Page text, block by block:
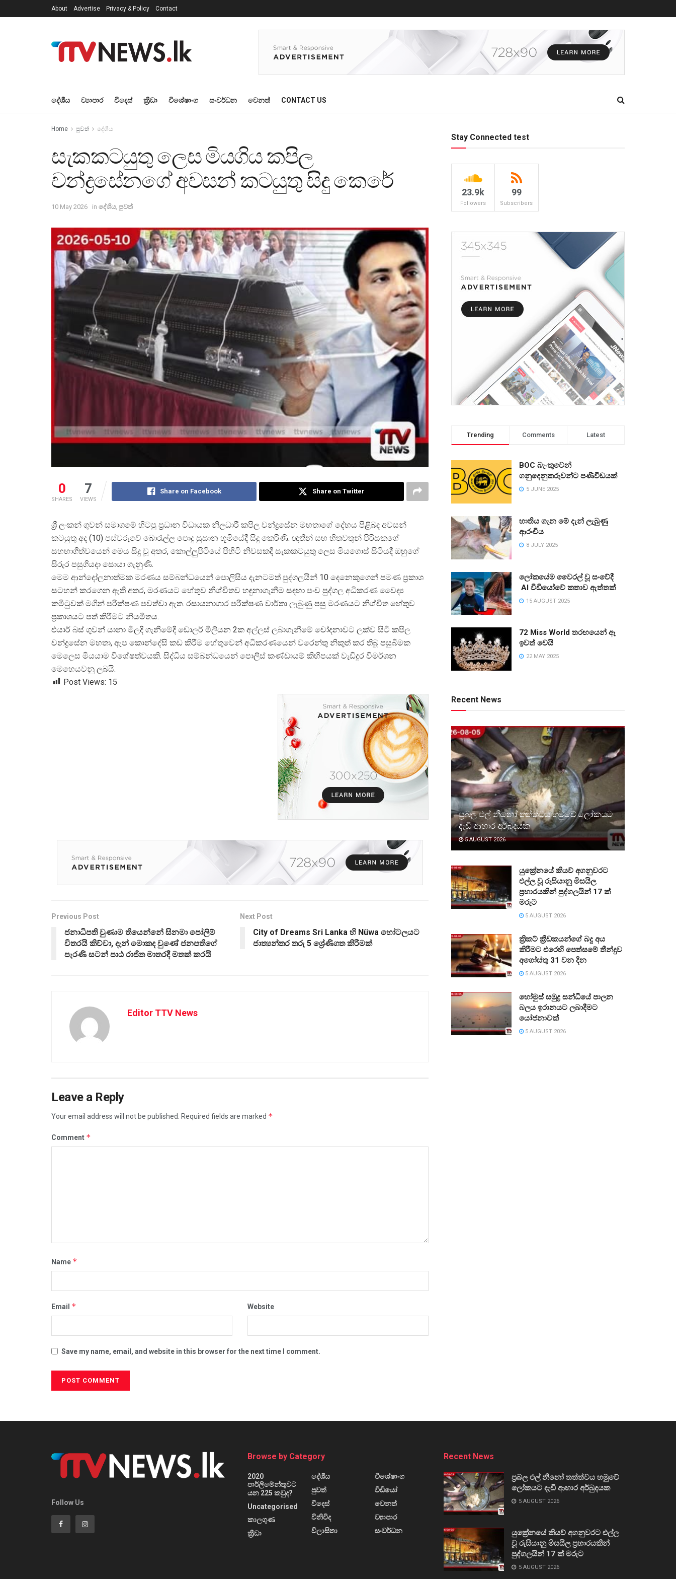
About Advertise Privacy & Policy Contact
දේශීය ව්‍යාපාර විදෙස් ක්‍රීඩා විශේෂාංග සංවර්ධන වෙනත් CONTACT US
Home පුවත් දේශීය
සැකකටයුතු ලෙස මියගිය කපිල
චන්ද්‍රසේනගේ අවසන් කටයුතු සිදු කෙරේ
10 May 2026 in දේශීය, පුවත්
0
SHARES
7
VIEWS
Share on Facebook Share on Twitter
ශ් රී ලංකන් ගුවන් සමාගමේ හිටපු ප්රධාන විධායක නිලධාරී කපිල චන්ද්රසේන මහතාගේ දේහය පිළිබඳ අවසන්
කටයුතු අද (10) පස්වරුවේ බොරැල්ල පොදු සුසාන භූමියේදී සිදු කෙරිණි. ඥාතීන් සහ හිතවතුන් පිරිසකගේ
සහභාගීත්වයෙන් මෙය සිදු වූ අතර, කොල්ලුපිටියේ පිහිටි නිවසකදී සැකකටයුතු ලෙස මියගොස් සිටියදී ඔහුගේ
සිරුර පසුගියදා සොයා ගැනුණි.
මෙම ආන්දෝලනාත්මක මරණය සම්බන්ධයෙන් පොලිසිය දැනටමත් පුද්ගලයින් 10 දෙනෙකුගෙන් පමණ ප්රකාශ
සටහන් කරගෙන ඇති අතර, මරණයට හේතුව නිශ්චිතව හඳුනාගැනීම සඳහා පංච පුද්ගල අධිකරණ වෛද්
කමිටුවක් මගින් පරීක්ෂණ පවත්වා ඇත. රසායනාගාර පරීක්ෂණ වාර්තා ලැබුණු පසු මරණයට නිශ්චිත හේතුව
ප්රකාශයට පත් කිරීමට නියමිතය.
එයාර් බස් ගුවන් යානා මිලදී ගැනීමේදී ඩොලර් මිලියන 2ක අල්ලස් ලබාගැනීමේ චෝදනාවට ලක්ව සිටි කපිල
චන්ද්රසේන මහතා, ඇප කොන්දේසි කඩ කිරීම හේතුවෙන් අධිකරණයෙන් වරෙන්තු නිකුත් කර තිබූ පසුබිමක
මෙලෙස මියයාම විශේෂත්වයකි. සිද්ධිය සම්බන්ධයෙන් පොලිස් කණ්ඩායම් කිහිපයක් වැඩිදුර විමර්ශන
මෙහෙයවනු ලබයි.
Post Views: 15
Previous Post
ජනාධිපති වුණාම තියෙන්නේ සිනමා පෝලිම්
විතරයි කිව්වා, දැන් මොකද වුණේ ජනපතිගේ
පැරණි සටන් පාඨ රාජිත මාතරදී මතක් කරයි
Next Post
City of Dreams Sri Lanka හි Nüwa හෝටලයට
ජාත්‍යන්තර තරු 5 ශ්‍රේණිගත කිරීමක්
Editor TTV News
Leave a Reply
Your email address will not be published. Required fields are marked *
Comment *
Name *
Email * Website
Save my name, email, and website in this browser for the next time I comment.
Stay Connected test
23.9k
Followers
99
Subscribers
Trending Comments Latest
BOC බැංකුවෙන්
ගනුදෙනුකරුවන්ට පණිවිඩයක්
5 JUNE 2025
භාතිය ගැන මේ දැන් ලැබුණු
ආරංචිය
8 JULY 2025
ලෝකයේම වෛරල් වූ සංවේදී
AI වීඩියෝවේ කතාව ඇත්තක්
15 AUGUST 2025
72 Miss World තරඟයෙන් ඈ
ඉවත් වෙයි
22 MAY 2025
Recent News
ප්‍රබල එල් නීනෝ තත්ත්වය හමුවේ ලෝකයට
දැඩි ආහාර අර්බුදයක
5 AUGUST 2026
යුක්‍රේනයේ කියව් අගනුවරට
එල්ල වූ රුසියානු මිසයිල
ප්‍රහාරයකින් පුද්ගලයින් 17 ක්
මරුට
5 AUGUST 2026
ක්‍රිකට් ක්‍රීඩකයන්ගේ බදු අය
කිරීමට එරෙහි පෙත්සමේ තීන්දුව
අගෝස්තු 31 වන දින
5 AUGUST 2026
හෝමුස් සමුද්‍ර සන්ධියේ පාලන
බලය ඉරානයට ලබාදීමට
යෝජනාවක්
5 AUGUST 2026
Follow Us
Browse by Category
2020
පාර්ලිමේන්තුවට
යන 225 කවුද?
Uncategorised
කාලගුණ
ක්‍රීඩා
දේශීය
පුවත්
විදෙස්
විනිවිද
විලාසිතා
විශේෂාංග
වීඩියෝ
වෙනත්
ව්‍යාපාර
සංවර්ධන
Recent News
ප්‍රබල එල් නීනෝ තත්ත්වය හමුවේ
ලෝකයට දැඩි ආහාර අර්බුදයක
5 AUGUST 2026
යුක්‍රේනයේ කියව් අගනුවරට එල්ල
වූ රුසියානු මිසයිල ප්‍රහාරයකින්
පුද්ගලයින් 17 ක් මරුට
5 AUGUST 2026